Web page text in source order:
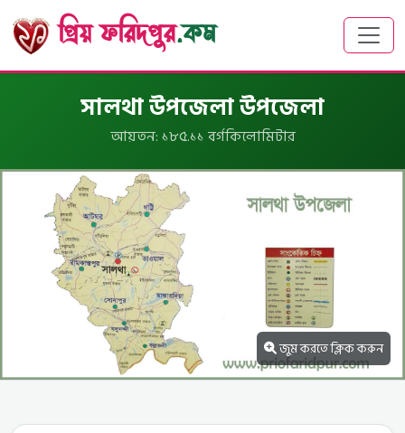
প্রিয় ফরিদপুর.কম
সালথা উপজেলা উপজেলা
আয়তন: ১৮৫.১১ বর্গকিলোমিটার
জুম করতে ক্লিক করুন